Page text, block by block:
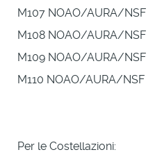
M107 NOAO/AURA/NSF
M108 NOAO/AURA/NSF
M109 NOAO/AURA/NSF
M110 NOAO/AURA/NSF
Per le Costellazioni: